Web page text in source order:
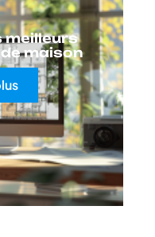
meilleurs
maison